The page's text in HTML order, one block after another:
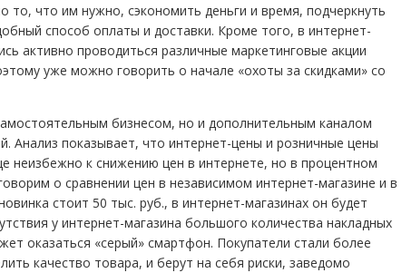
то, что им нужно, сэкономить деньги и время, подчеркнуть
способ оплаты и доставки. Кроме того, в интернет-
активно проводиться различные маркетинговые акции
уже можно говорить о начале «охоты за скидками» со
бизнесом, но и дополнительным каналом
Анализ показывает, что интернет-цены и розничные цены
неизбежно к снижению цен в интернете, но в процентном
о сравнении цен в независимом интернет-магазине и в
стоит 50 тыс. руб., в интернет-магазинах он будет
у интернет-магазина большого количества накладных
оказаться «серый» смартфон. Покупатели стали более
качество товара, и берут на себя риски, заведомо